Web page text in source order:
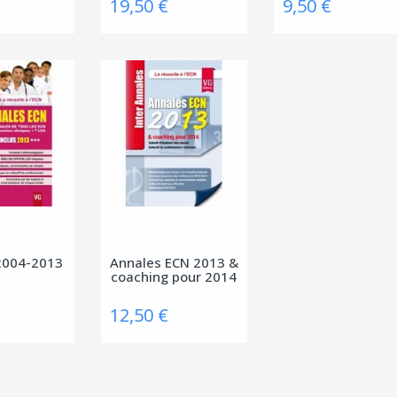
19,50 € 9,50 €
2013
Annales ECN 2013 &
coaching pour 2014
12,50 €